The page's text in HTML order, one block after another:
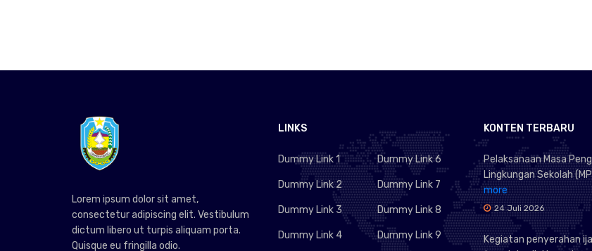
Lorem ipsum dolor sit amet,
consectetur adipiscing elit. Vestibulum
dictum libero ut turpis aliquam porta.
Quisque eu fringilla odio.
LINKS
Dummy Link 1
Dummy Link 2
Dummy Link 3
Dummy Link 4
Dummy Link 6
Dummy Link 7
Dummy Link 8
Dummy Link 9
KONTEN TERBARU
Pelaksanaan Masa
Lingkungan Sekolah
more
24 Juli 2026
Kegiatan penyerahan